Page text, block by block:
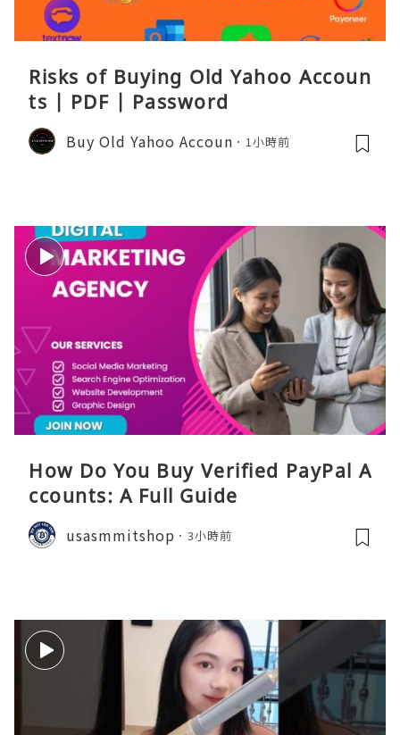
Risks of Buying Old Yahoo Accoun
ts | PDF | Password
Buy Old Yahoo Accoun 1小時前
How Do You Buy Verified PayPal A
ccounts: A Full Guide
usasmmitshop 3小時前